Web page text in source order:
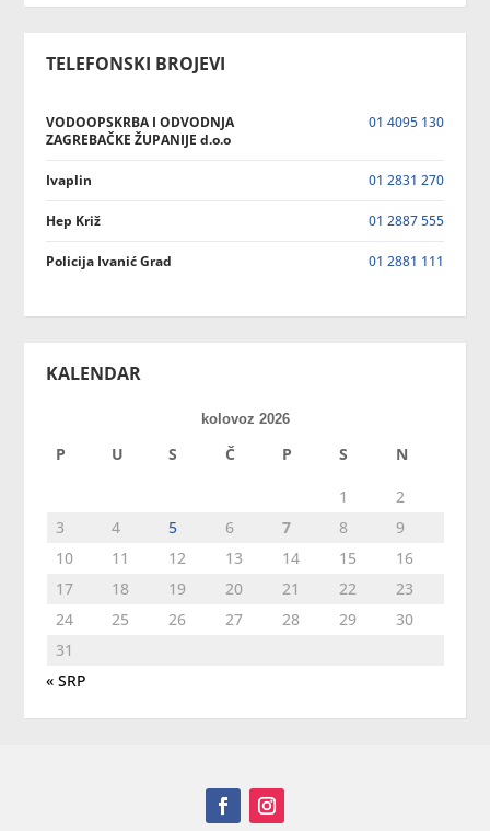
TELEFONSKI BROJEVI
VODOOPSKRBA I ODVODNJA
ZAGREBAČKE ŽUPANIJE d.o.o
01 4095 130
Ivaplin 01 2831 270
Hep Križ 01 2887 555
Policija Ivanić Grad 01 2881 111
KALENDAR
kolovoz 2026
P U S Č P S N
1
2
3
4 5 6 7 8
9
10
11 12 13 14 15
16
17
18 19 20 21 22
23
24
25 26 27 28 29
30
31
« SRP